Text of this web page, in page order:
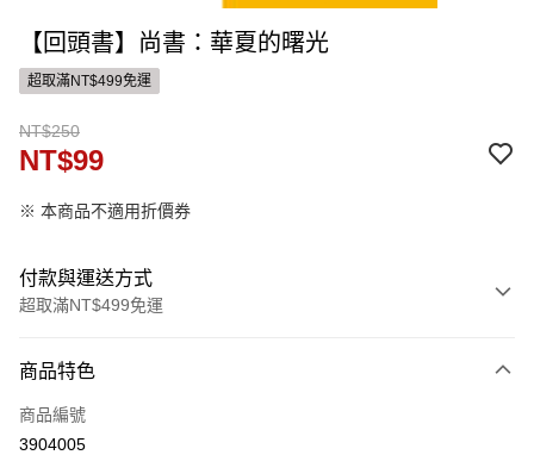
【回頭書】尚書：華夏的曙光
超取滿NT$499免運
NT$250
NT$99
※ 本商品不適用折價券
付款與運送方式
超取滿NT$499免運
信用卡一次付款
ATM付款
商品特色
商品編號
3904005